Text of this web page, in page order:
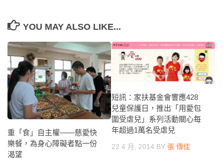
YOU MAY ALSO LIKE...
重「食」自主權——慈愛快
樂餐，為身心障礙者點一份
渴望
短訊：家扶基金會響應428
兒童保護日，推出「用愛包
圍受虐兒」系列活動關心每
年超過1萬名受虐兒
22 4 月, 2014 BY 張 傳佳